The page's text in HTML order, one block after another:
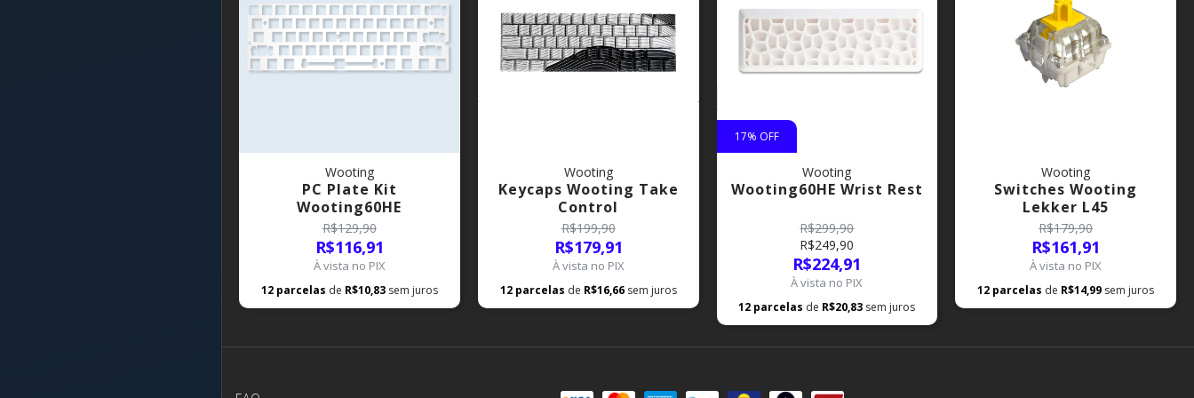
Wooting
PC Plate Kit
Wooting60HE
R$129,90
R$116,91
À vista no PIX
12 parcelas de R$10,83 sem juros
Wooting
Keycaps Wooting Take
Control
R$199,90
R$179,91
À vista no PIX
12 parcelas de R$16,66 sem juros
17% OFF
Wooting
Wooting60HE Wrist Rest
R$299,90
R$249,90
R$224,91
À vista no PIX
12 parcelas de R$20,83 sem juros
Wooting
Switches Wooting
Lekker L45
R$179,90
R$161,91
À vista no PIX
12 parcelas de R$14,99 sem juros